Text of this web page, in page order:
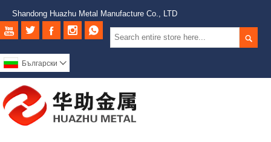
Shandong Huazhu Metal Manufacture Co., LTD

    
Български 